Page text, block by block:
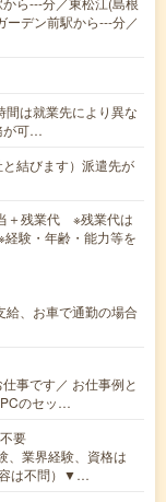
ーデン前駅から---分／
は就業先により異な
が可…
結びます）派遣先が
＋残業代 ※残業代は
験・年齢・能力等を
、お車で通勤の場合
事です／ お仕事例と
のセッ…
要
、業界経験、資格は
容は不問）▼…